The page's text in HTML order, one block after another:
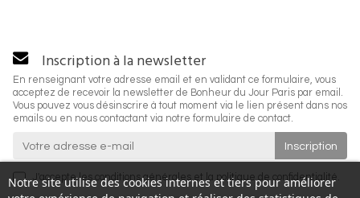
Notre site utilise des cookies internes et tiers pour améliorer
Inscription à la newsletter
En renseignant votre adresse email et en validant ce formulaire, vous
acceptez de recevoir la newsletter de Bonheur du Jour Paris par email.
Vous pouvez vous désinscrire à tout moment via le lien présent dans nos
emails ou en nous contactant via notre formulaire de contact.
J'accepte les conditions générales et la politique de confidentialité.